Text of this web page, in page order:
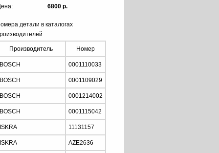
6800 р.
детали в каталогах
Производитель Номер
BOSCH 0001110033
BOSCH 0001109029
BOSCH 0001214002
BOSCH 0001115042
ISKRA 11131157
ISKRA AZE2636